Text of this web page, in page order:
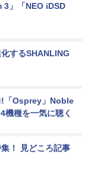
」「NEO iDSD
するSHANLING
!「Osprey」Noble
種を一気に聴く
！ 見どころ記事